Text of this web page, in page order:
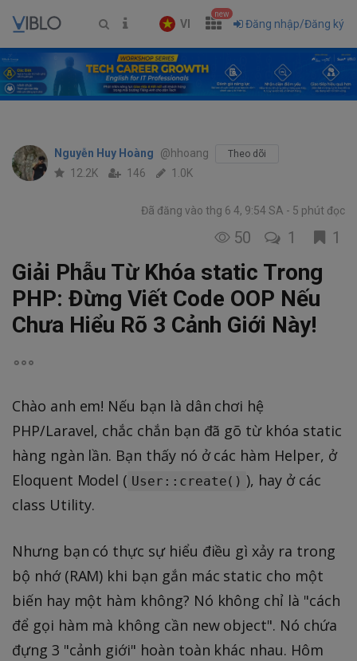
VI
new
Đăng nhập/Đăng ký
Nguyễn Huy Hoàng @hhoang Theo dõi
12.2K 146 1.0K
Đã đăng vào thg 6 4, 9:54 SA 5 phút đọc
50 1 1
Giải Phẫu Từ Khóa static Trong
PHP: Đừng Viết Code OOP Nếu
Chưa Hiểu Rõ 3 Cảnh Giới Này!
Chào anh em! Nếu bạn là dân chơi hệ
PHP/Laravel, chắc chắn bạn đã gõ từ khóa static
hàng ngàn lần. Bạn thấy nó ở các hàm Helper, ở
Eloquent Model ( User::create() ), hay ở các
class Utility.
Nhưng bạn có thực sự hiểu điều gì xảy ra trong
bộ nhớ (RAM) khi bạn gắn mác static cho một
biến hay một hàm không? Nó không chỉ là "cách
để gọi hàm mà không cần new object". Nó chứa
đựng 3 "cảnh giới" hoàn toàn khác nhau. Hôm